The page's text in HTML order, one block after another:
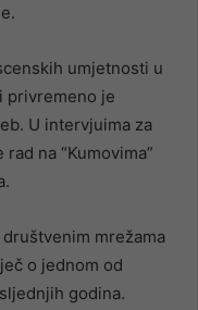
umjetnosti u
privremeno je
U intervjuima za
na “Kumovima”
mrežama
o jednom od
godina.